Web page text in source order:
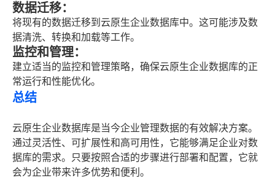
数据迁移：
将现有的数据迁移到云原生企业数据库中。这可能涉及数
据清洗、转换和加载等工作。
监控和管理：
建立适当的监控和管理策略，确保云原生企业数据库的正
常运行和性能优化。
总结
云原生企业数据库是当今企业管理数据的有效解决方案。
通过灵活性、可扩展性和高可用性，它能够满足企业对数
据库的需求。只要按照合适的步骤进行部署和配置，它就
会为企业带来许多优势和便利。